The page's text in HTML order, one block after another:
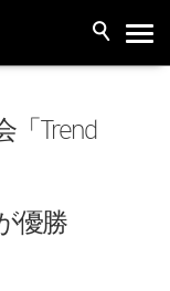
「Trend
優勝